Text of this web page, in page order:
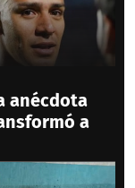
anécdota
a